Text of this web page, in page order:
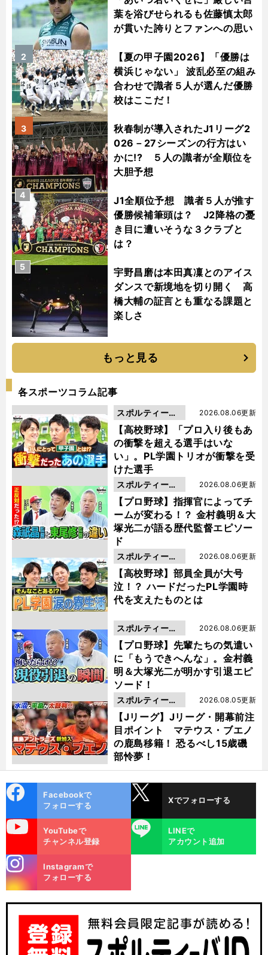
葉を浴びせられるも佐藤慎太郎
が貫いた誇りとファンへの思い
【夏の甲子園2026】「優勝は
横浜じゃない」 波乱必至の組み
合わせで識者５人が選んだ優勝
校はここだ！
2
秋春制が導入されたJ1リーグ2
026－27シーズンの行方はい
かに!? ５人の識者が全順位を
大胆予想
3
J1全順位予想 識者５人が推す
優勝候補筆頭は？ J2降格の憂
き目に遭いそうな３クラブと
は？
4
宇野昌磨は本田真凜とのアイス
ダンスで新境地を切り開く 高
橋大輔の証言とも重なる課題と
楽しさ
5
もっと見る
各スポーツコラム記事
【高校野球】「プロ入り後もあ
の衝撃を超える選手はいな
い」。PL学園トリオが衝撃を受
けた選手
2026.08.06更新
スポルティーバ
動画
【プロ野球】指揮官によってチ
ームが変わる！？ 金村義明＆大
塚光二が語る歴代監督エピソー
ド
2026.08.06更新
スポルティーバ
動画
【高校野球】部員全員が大号
泣！？ ハードだったPL学園時
代を支えたものとは
2026.08.06更新
スポルティーバ
動画
【プロ野球】先輩たちの気遣い
に「もうできへんな」。金村義
明＆大塚光二が明かす引退エピ
ソード！
2026.08.06更新
スポルティーバ
動画
【Jリーグ】Jリーグ・開幕前注
目ポイント マテウス・ブエノ
の鹿島移籍！ 恐るべし15歳磯
部怜夢！
2026.08.05更新
スポルティーバ
動画
ok
Facebookで
フォローする
Xでフォローする
YouTubeで
チャンネル登録
LINE
LINEで
アカウント追加
m
Instagramで
フォローする